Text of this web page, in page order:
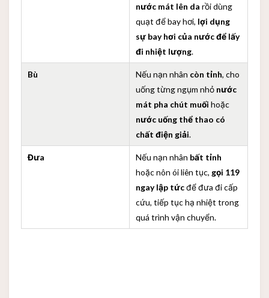
nước mát lên da rồi dùng
quạt để bay hơi, lợi dụng
sự bay hơi của nước để lấy
đi nhiệt lượng.
Bù Nếu nạn nhân còn tỉnh, cho
uống từng ngụm nhỏ nước
mát pha chút muối hoặc
nước uống thể thao có
chất điện giải.
Đưa Nếu nạn nhân bất tỉnh
hoặc nôn ói liên tục, gọi 119
ngay lập tứcđể đưa đi cấp
cứu, tiếp tục hạ nhiệt trong
quá trình vận chuyển.